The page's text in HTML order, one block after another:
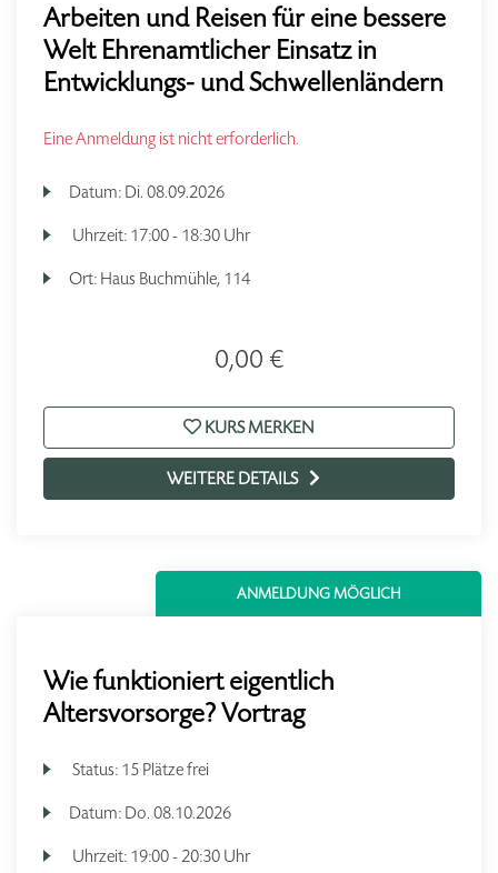
Arbeiten und Reisen für eine bessere
Welt Ehrenamtlicher Einsatz in
Entwicklungs- und Schwellenländern
Eine Anmeldung ist nicht erforderlich.
Datum: Di. 08.09.2026
Uhrzeit: 17:00 - 18:30 Uhr
Ort: Haus Buchmühle, 114
0,00 €
KURS MERKEN
WEITERE DETAILS
ANMELDUNG MÖGLICH
Wie funktioniert eigentlich
Altersvorsorge? Vortrag
Status: 15 Plätze frei
Datum: Do. 08.10.2026
Uhrzeit: 19:00 - 20:30 Uhr